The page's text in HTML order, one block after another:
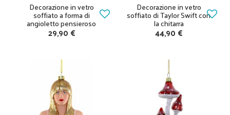
Decorazione in vetro
soffiato a forma di
angioletto pensieroso
29,90 €
Decorazione in vetro
soffiato di Taylor Swift con
la chitarra
44,90 €